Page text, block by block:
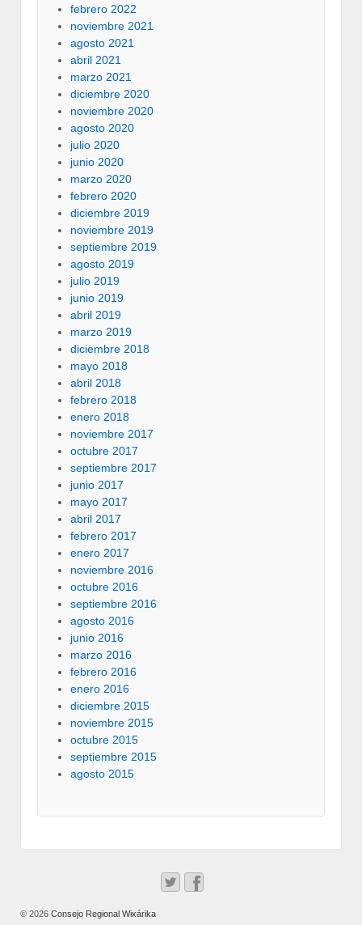
febrero 2022
noviembre 2021
agosto 2021
abril 2021
marzo 2021
diciembre 2020
noviembre 2020
agosto 2020
julio 2020
junio 2020
marzo 2020
febrero 2020
diciembre 2019
noviembre 2019
septiembre 2019
agosto 2019
julio 2019
junio 2019
abril 2019
marzo 2019
diciembre 2018
mayo 2018
abril 2018
febrero 2018
enero 2018
noviembre 2017
octubre 2017
septiembre 2017
junio 2017
mayo 2017
abril 2017
febrero 2017
enero 2017
noviembre 2016
octubre 2016
septiembre 2016
agosto 2016
junio 2016
marzo 2016
febrero 2016
enero 2016
diciembre 2015
noviembre 2015
octubre 2015
septiembre 2015
agosto 2015
© 2026 Consejo Regional Wixárika